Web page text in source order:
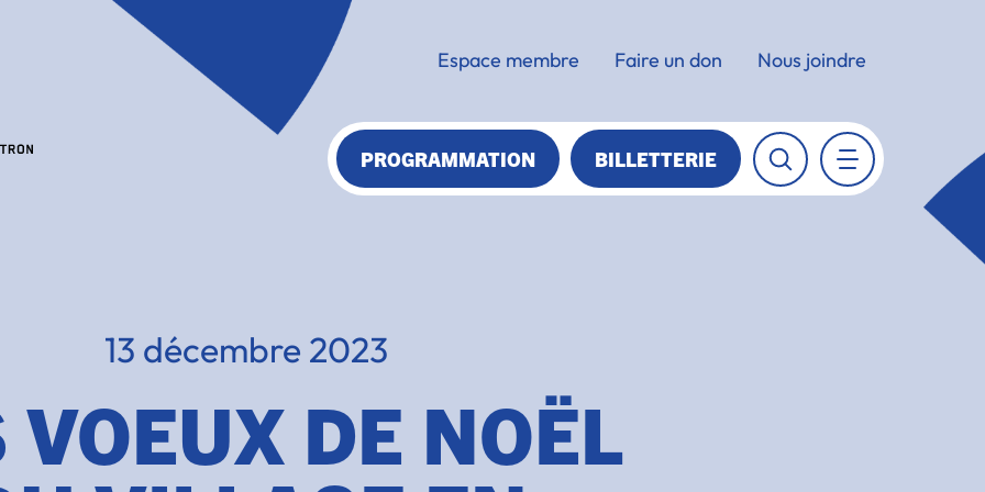
Espace membre Faire un don Nous joindre
PROGRAMMATION BILLETTERIE
13 décembre 2023
VOEUX DE NOËL